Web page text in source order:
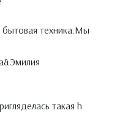
бытовая техника.Мы
такая h